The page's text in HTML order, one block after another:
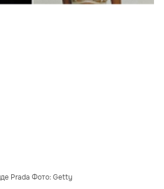
Prada Фото: Getty